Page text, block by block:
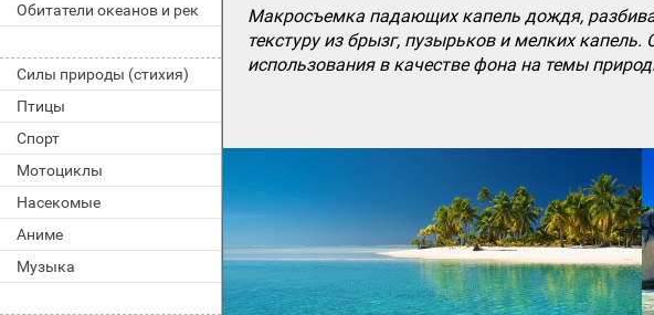
Обитатели океанов и рек
Силы природы (стихия)
Птицы
Спорт
Мотоциклы
Насекомые
Аниме
Музыка
Макросъемка падающих капель дождя,
текстуру из брызг, пузырьков и мелких
использования в качестве фона на темы